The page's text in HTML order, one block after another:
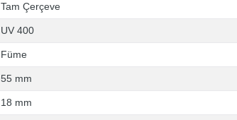
Tam Çerçeve
UV 400
Füme
55 mm
18 mm